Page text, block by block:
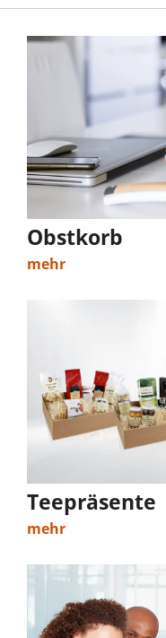
Obstkorb
mehr
Teepräsente
mehr